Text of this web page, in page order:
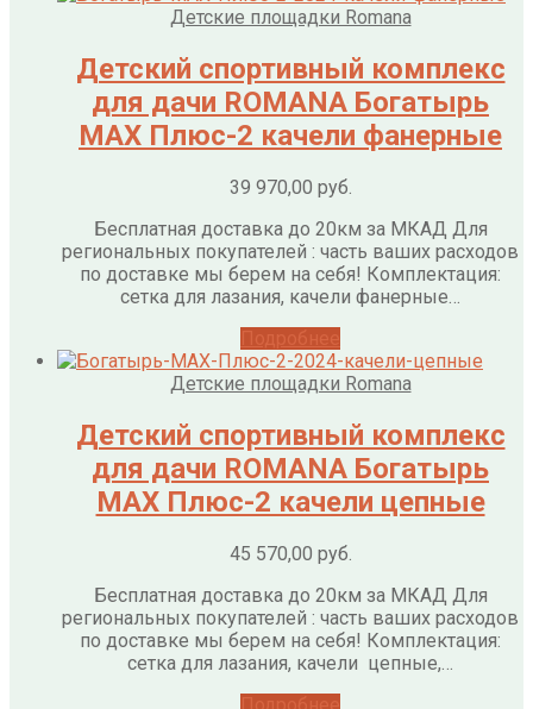
Детские площадки Romana
Детский спортивный комплекс
для дачи ROMANA Богатырь
МАХ Плюс-2 качели фанерные
39 970,00 руб.
Бесплатная доставка до 20км за МКАД Для
региональных покупателей : часть ваших расходов
по доставке мы берем на себя! Комплектация:
сетка для лазания, качели фанерные…
Детские площадки Romana
Детский спортивный комплекс
для дачи ROMANA Богатырь
МАХ Плюс-2 качели цепные
45 570,00 руб.
Бесплатная доставка до 20км за МКАД Для
региональных покупателей : часть ваших расходов
по доставке мы берем на себя! Комплектация:
сетка для лазания, качели цепные,…